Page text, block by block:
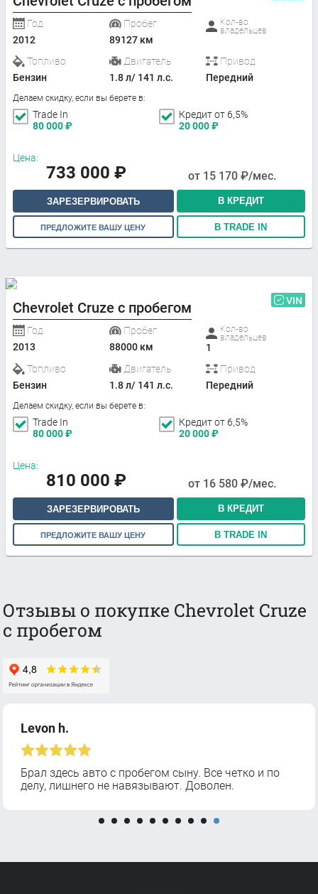
Год
2012
Пробег
89127 км
Кол-во
владельцев
Топливо
Бензин
Двигатель
1.8 л/ 141 л.с.
Привод
Передний
Делаем скидку, если вы берете в:
Trade In
80 000₽
Кредит от 6,5%
20 000₽
Цена:
733 000 ₽ от 15 170 ₽/мес.
ЗАРЕЗЕРВИРОВАТЬ В КРЕДИТ
ПРЕДЛОЖИТЕ ВАШУ ЦЕНУ В TRADE IN
Chevrolet Cruze с пробегом VIN
Год
2013
Пробег
88000 км
Кол-во
владельцев
1
Топливо
Бензин
Двигатель
1.8 л/ 141 л.с.
Привод
Передний
Делаем скидку, если вы берете в:
Trade In
80 000₽
Кредит от 6,5%
20 000₽
Цена:
810 000 ₽ от 16 580 ₽/мес.
ЗАРЕЗЕРВИРОВАТЬ В КРЕДИТ
ПРЕДЛОЖИТЕ ВАШУ ЦЕНУ В TRADE IN
Отзывы о покупке Chevrolet Cruze
с пробегом
Levon h.
Брал здесь авто с пробегом сыну. Все четко и по
делу, лишнего не навязывают. Доволен.